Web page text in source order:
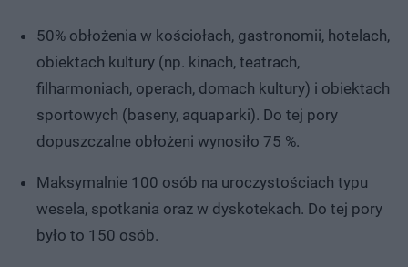
50% obłożenia w kościołach, gastronomii, hotelach,
obiektach kultury (np. kinach, teatrach,
filharmoniach, operach, domach kultury) i obiektach
sportowych (baseny, aquaparki). Do tej pory
dopuszczalne obłożeni wynosiło 75 %.
Maksymalnie 100 osób na uroczystościach typu
wesela, spotkania oraz w dyskotekach. Do tej pory
było to 150 osób.